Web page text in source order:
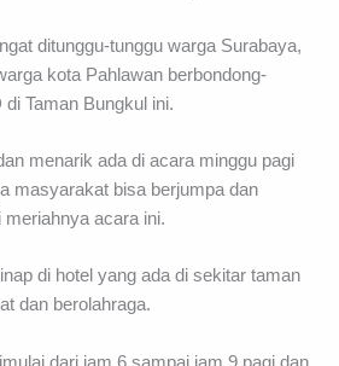
ditunggu-tunggu warga Surabaya,
kota Pahlawan berbondong-
Taman Bungkul ini.
menarik ada di acara minggu pagi
masyarakat bisa berjumpa dan
acara ini.
di hotel yang ada di sekitar taman
dan berolahraga.
dari jam 6 sampai jam 9 pagi dan